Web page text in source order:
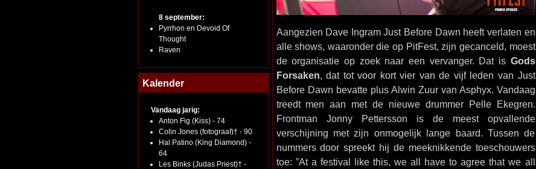
8 september:
Pyrrhon en Devoid Of
Thought
Raven
Kalender
Vandaag jarig:
Anton Fig (Kiss) - 74
Colin Jones (fotograaf)† - 90
Hal Patino (King Diamond) -
64
Les Binks (Judas Priest)† -
Aangezien Dave Ingram Just Before Dawn heeft verlaten en
alle shows, waaronder die op PitFest, zijn gecanceld, moest
de organisatie op zoek naar een vervanger. Dat is Gods
Forsaken, dat tot voor kort vier van de vijf leden van Just
Before Dawn bevatte plus Alwin Zuur van Asphyx. Vandaag
treedt men aan met de nieuwe drummer Pelle Ekegren.
Frontman Jonny Pettersson is de meest opvallende
verschijning met zijn onmogelijk lange baard. Tussen de
nummers door spreekt hij de meeknikkende toeschouwers
toe: ”At a festival like this, we all have to agree that we all